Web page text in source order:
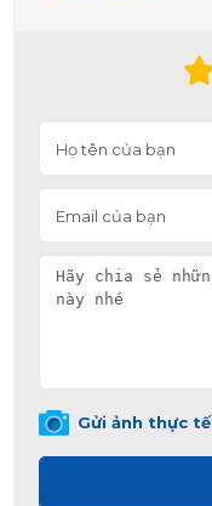
Gửi ảnh thực tế